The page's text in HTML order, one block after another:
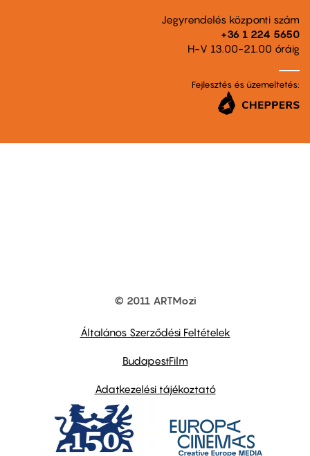
Jegyrendelés központi szám
+36 1 224 5650
H-V 13.00-21.00 óráig
Fejlesztés és üzemeltetés:
© 2011 ARTMozi
Általános Szerződési Feltételek
BudapestFilm
Adatkezelési tájékoztató